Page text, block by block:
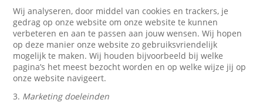
Wij analyseren, door middel van cookies en trackers, je
gedrag op onze website om onze website te kunnen
verbeteren en aan te passen aan jouw wensen. Wij hopen
op deze manier onze website zo gebruiksvriendelijk
mogelijk te maken. Wij houden bijvoorbeeld bij welke
pagina’s het meest bezocht worden en op welke wijze jij op
onze website navigeert.
3. Marketing doeleinden